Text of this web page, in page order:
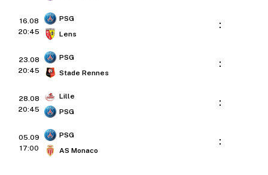
16.08
20:45
PSG
Lens
:
23.08
20:45
PSG
Stade Rennes
:
28.08
20:45
Lille
PSG
:
05.09
17:00
PSG
AS Monaco
: